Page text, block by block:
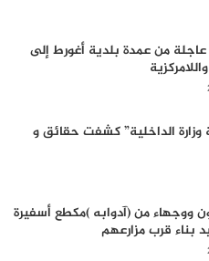
من عمدة بلدية أغورط إلى
الداخلية” كشفت حقائق و
ووجهاء من (آدوابه )مكطع أسفيرة
بناء قرب مزارعهم